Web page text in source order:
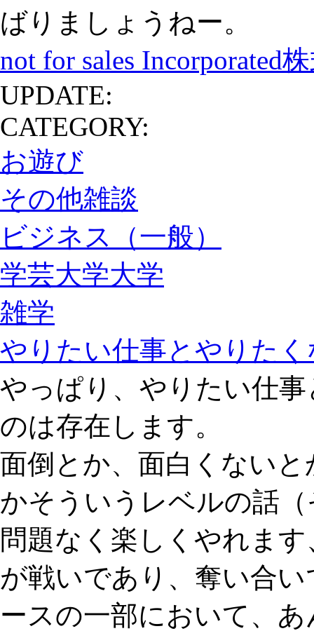
ばりましょうねー。
not for sales Incorporated
UPDATE:
CATEGORY:
お遊び
その他雑談
ビジネス（一般）
学芸大学大学
雑学
やりたい仕事とやりた
やっぱり、やりたい仕
のは存在します。
面倒とか、面白くない
かそういうレベルの話
問題なく楽しくやれま
が戦いであり、奪い合
ースの一部において、